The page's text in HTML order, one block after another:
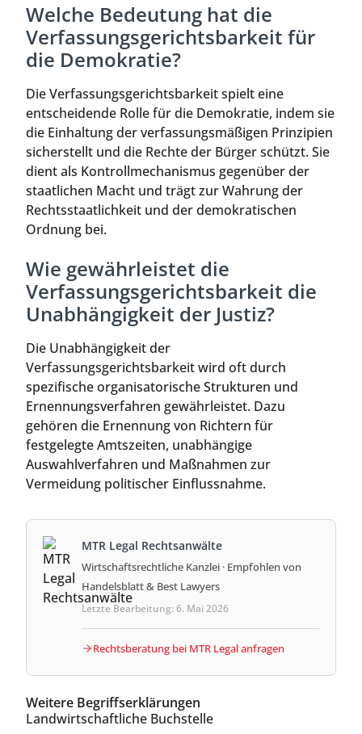
Welche Bedeutung hat die
Verfassungsgerichtsbarkeit für
die Demokratie?
Die Verfassungsgerichtsbarkeit spielt eine
entscheidende Rolle für die Demokratie, indem sie
die Einhaltung der verfassungsmäßigen Prinzipien
sicherstellt und die Rechte der Bürger schützt. Sie
dient als Kontrollmechanismus gegenüber der
staatlichen Macht und trägt zur Wahrung der
Rechtsstaatlichkeit und der demokratischen
Ordnung bei.
Wie gewährleistet die
Verfassungsgerichtsbarkeit die
Unabhängigkeit der Justiz?
Die Unabhängigkeit der
Verfassungsgerichtsbarkeit wird oft durch
spezifische organisatorische Strukturen und
Ernennungsverfahren gewährleistet. Dazu
gehören die Ernennung von Richtern für
festgelegte Amtszeiten, unabhängige
Auswahlverfahren und Maßnahmen zur
Vermeidung politischer Einflussnahme.
MTR Legal Rechtsanwälte
Wirtschaftsrechtliche Kanzlei · Empfohlen von
Handelsblatt & Best Lawyers
Letzte Bearbeitung: 6. Mai 2026
Rechtsberatung bei MTR Legal anfragen
Weitere Begriffserklärungen
Landwirtschaftliche Buchstelle